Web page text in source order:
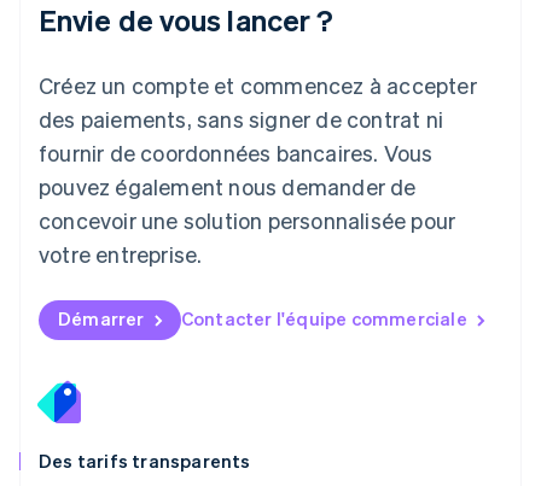
Envie de vous lancer ?
Créez un compte et commencez à accepter
des paiements, sans signer de contrat ni
fournir de coordonnées bancaires. Vous
pouvez également nous demander de
concevoir une solution personnalisée pour
votre entreprise.
Démarrer Contacter l'équipe commerciale
Des tarifs transparents
Deutsch English
Luxembourg
FrançaisDeutsch English
Malaisie
English 简体中文
Malte
English
EspañolEnglish
English
Nouvelle-Zélande
Pays-Bas
Nederlands
English